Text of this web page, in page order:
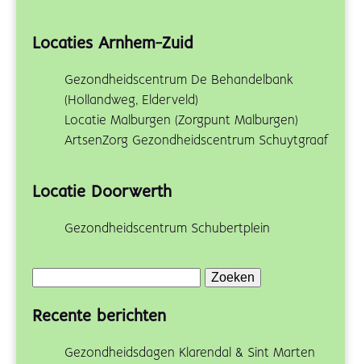
Locaties Arnhem-Zuid
Gezondheidscentrum De Behandelbank
(Hollandweg, Elderveld)
Locatie Malburgen (Zorgpunt Malburgen)
ArtsenZorg Gezondheidscentrum Schuytgraaf
Locatie Doorwerth
Gezondheidscentrum Schubertplein
Recente berichten
Gezondheidsdagen Klarendal & Sint Marten